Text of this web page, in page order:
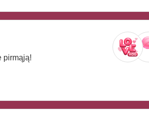
pirmąją!